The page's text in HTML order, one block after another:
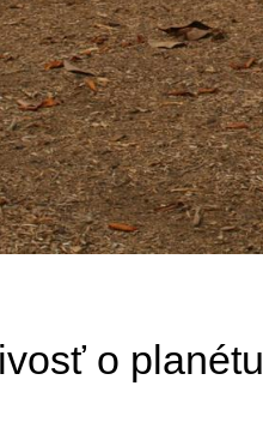
o planétu